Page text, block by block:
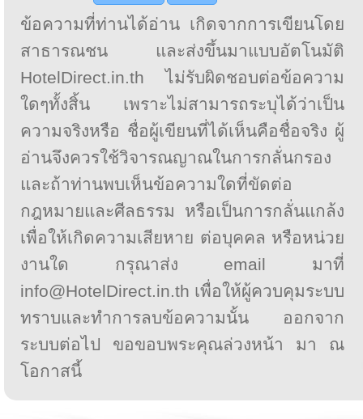
ข้อความที่ท่านได้อ่าน เกิดจากการเขียนโดย
สาธารณชน และส่งขึ้นมาแบบอัตโนมัติ
HotelDirect.in.th ไม่รับผิดชอบต่อข้อความ
ใดๆทั้งสิ้น เพราะไม่สามารถระบุได้ว่าเป็น
ความจริงหรือ ชื่อผู้เขียนที่ได้เห็นคือชื่อจริง ผู้
อ่านจึงควรใช้วิจารณญาณในการกลั่นกรอง
และถ้าท่านพบเห็นข้อความใดที่ขัดต่อ
กฎหมายและศีลธรรม หรือเป็นการกลั่นแกล้ง
เพื่อให้เกิดความเสียหาย ต่อบุคคล หรือหน่วย
งานใด กรุณาส่ง email มาที่
info@HotelDirect.in.th เพื่อให้ผู้ควบคุมระบบ
ทราบและทำการลบข้อความนั้น ออกจาก
ระบบต่อไป ขอขอบพระคุณล่วงหน้า มา ณ
โอกาสนี้